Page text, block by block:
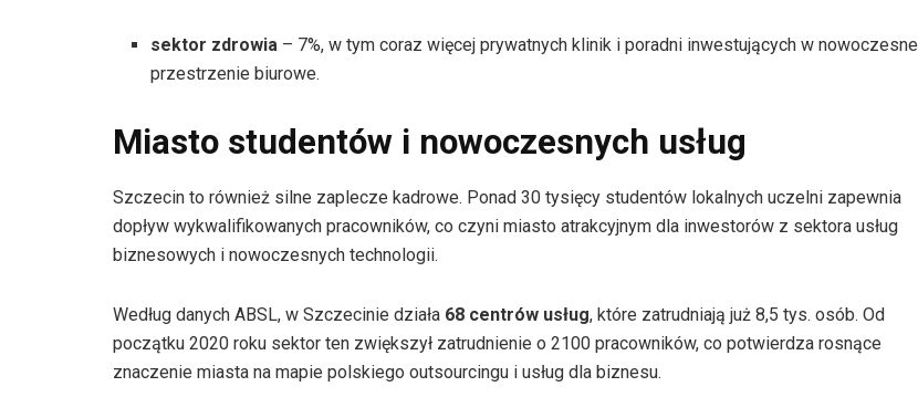
sektor zdrowia – 7%, w tym coraz więcej prywatnych klinik i poradni inwestujących w nowoczesne
przestrzenie biurowe.
Miasto studentów i nowoczesnych usług
Szczecin to również silne zaplecze kadrowe. Ponad 30 tysięcy studentów lokalnych uczelni zapewnia
dopływ wykwalifikowanych pracowników, co czyni miasto atrakcyjnym dla inwestorów z sektora usług
biznesowych i nowoczesnych technologii.
Według danych ABSL, w Szczecinie działa 68 centrów usług, które zatrudniają już 8,5 tys. osób. Od
początku 2020 roku sektor ten zwiększył zatrudnienie o 2100 pracowników, co potwierdza rosnące
znaczenie miasta na mapie polskiego outsourcingu i usług dla biznesu.